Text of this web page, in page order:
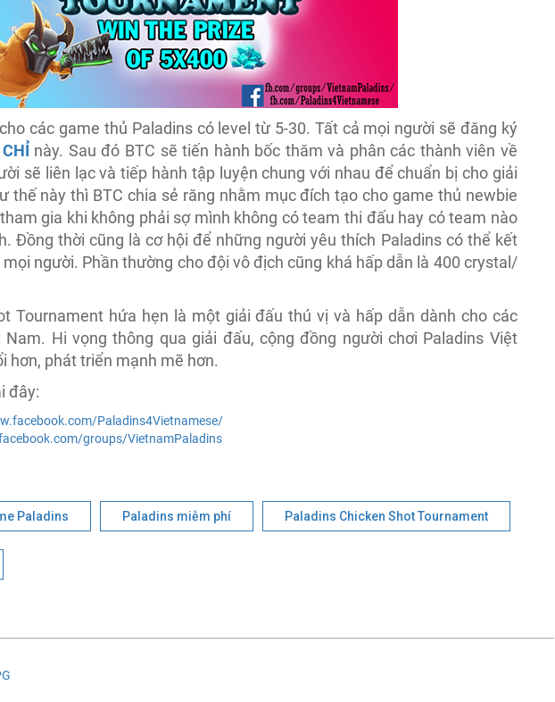
các game thủ Paladins có level từ 5-30. Tất cả mọi người sẽ đăng ký
này. Sau đó BTC sẽ tiến hành bốc thăm và phân các thành viên về
sẽ liên lạc và tiếp hành tập luyện chung với nhau để chuẩn bị cho giải
thế này thì BTC chia sẻ răng nhằm mục đích tạo cho game thủ newbie
gia khi không phải sợ mình không có team thi đấu hay có team nào
Đồng thời cũng là cơ hội để những người yêu thích Paladins có thể kết
người. Phần thường cho đội vô địch cũng khá hấp dẫn là 400 crystal/
Tournament hứa hẹn là một giải đấu thú vị và hấp dẫn dành cho các
Nam. Hi vọng thông qua giải đấu, cộng đồng người chơi Paladins Việt
hơn, phát triển mạnh mẽ hơn.
đây:
Paladins4Vietnamese/
groups/VietnamPaladins
Paladins Paladins miễm phí Paladins Chicken Shot Tournament